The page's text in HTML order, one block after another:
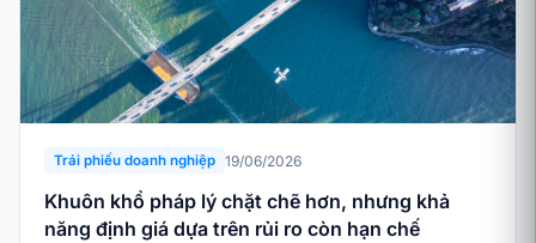
Trái phiếu doanh nghiệp 19/06/2026
Khuôn khổ pháp lý chặt chẽ hơn, nhưng khả
năng định giá dựa trên rủi ro còn hạn chế